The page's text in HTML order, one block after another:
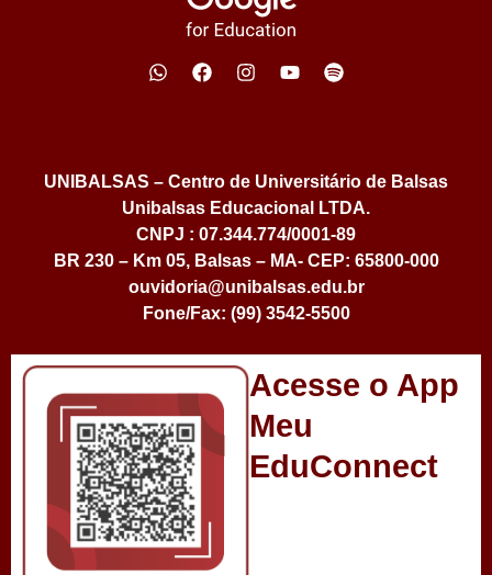
UNIBALSAS – Centro de Universitário de Balsas
Unibalsas Educacional LTDA.
CNPJ : 07.344.774/0001-89
BR 230 – Km 05, Balsas – MA- CEP: 65800-000
ouvidoria@unibalsas.edu.br
Fone/Fax: (99) 3542-5500
Acesse o App
Meu
EduConnect